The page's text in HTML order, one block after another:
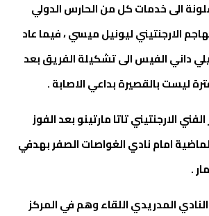
الى خدمات كل من الحارس الدولي
الارجنتيني ليونيل ميسي ، فيما عاد
داني الفيس الى تشكيلة الفريق بعد
ليست بالقصيرة بداعي الاصابة .
الارجنتيني تاتا مارتينو بعد الفوز
امام نادي الغواصات الصفر بهدفي
.
المدريدي اللقاء وهم في المركز